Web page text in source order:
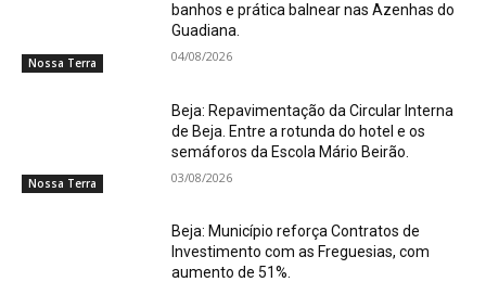
Nossa Terra
banhos e prática balnear nas Azenhas do
Guadiana.
04/08/2026
Nossa Terra
Beja: Repavimentação da Circular Interna
de Beja. Entre a rotunda do hotel e os
semáforos da Escola Mário Beirão.
03/08/2026
Beja: Município reforça Contratos de
Investimento com as Freguesias, com
aumento de 51%.